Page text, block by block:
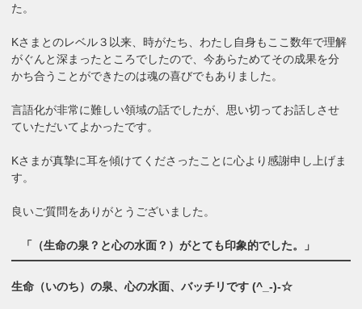
た。
Kさまとのレベル３以来、時がたち、わたし自身もここ数年で理解
がぐんと深まったところでしたので、今あらためてその成果を分
かち合うことができたのは魂の喜びでもありました。
言語化が非常に難しい領域の話でしたが、思い切ってお話しさせ
ていただいてよかったです。
Kさまが真摯に耳を傾けてくださったことに心より感謝申し上げま
す。
良いご質問をありがとうございました。
「（生命の泉？と心の水面？）がとても印象的でした。」
生命（いのち）の泉、心の水面、バッチリです (^_-)-☆